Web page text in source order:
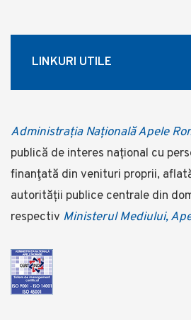
LINKURI UTILE
Administrația Națională Apele
publică de interes național cu
finanţată din venituri proprii,
autorității publice centrale din
respectiv Ministerul Mediului,